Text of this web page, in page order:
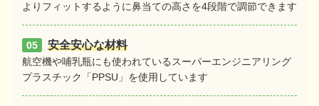
よりフィットするように鼻当ての高さを4段階で調節できます
05 安全安心な材料
航空機や哺乳瓶にも使われているスーパーエンジニアリング
プラスチック「PPSU」を使用しています